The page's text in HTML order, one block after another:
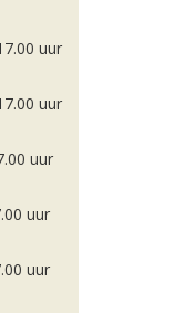
uur
uur
uur
uur
uur